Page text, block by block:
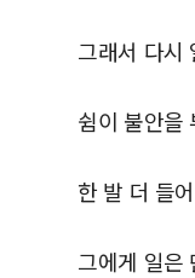
그래서 다시
쉼이 불안을
한 발 더 들
그에게 일은